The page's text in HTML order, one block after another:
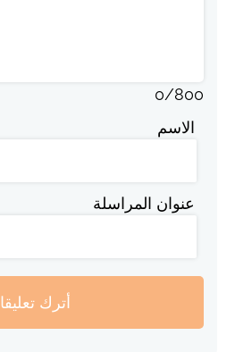
0/800
الاسم
عنوان المراسلة
أترك تعليقا